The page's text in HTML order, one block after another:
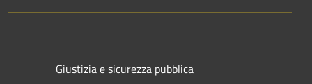
Giustizia e sicurezza pubblica